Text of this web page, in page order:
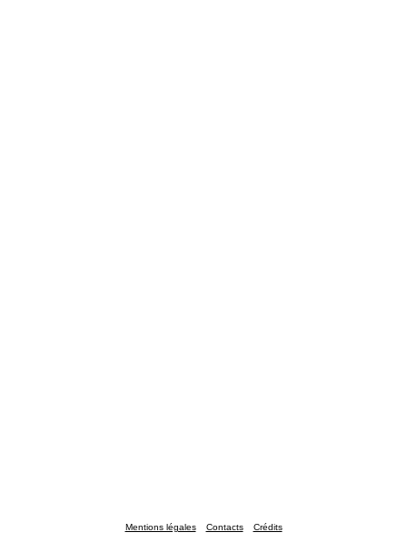
Mentions légales Contacts Crédits